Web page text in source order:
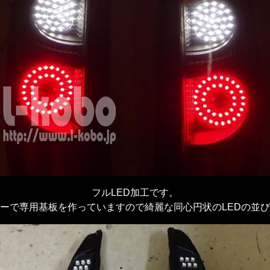
フルLED加工です。
で専用基板を作っていますので綺麗な同心円状のLEDの並